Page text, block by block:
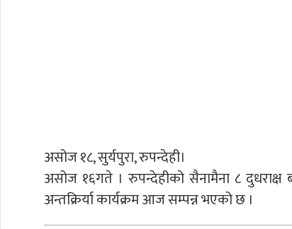
असोज १८, सुर्यपुरा, रुपन्देही।
असोज १६गते । रुपन्देहीको सैनामैना ८ दुधराक्ष
अन्तक्रिर्या कार्यक्रम आज सम्पन्न भएको छ ।